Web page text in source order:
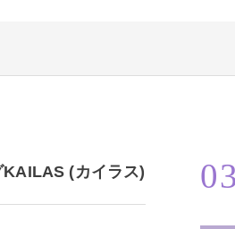
(カイラス)